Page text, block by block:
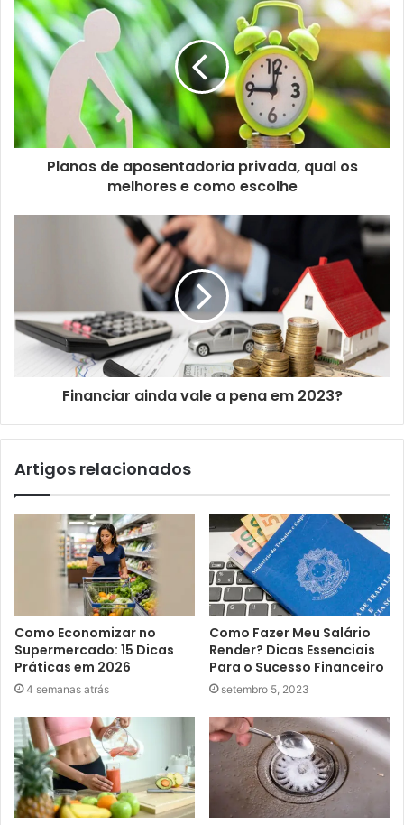
Planos de aposentadoria privada, qual os
melhores e como escolhe
Financiar ainda vale a pena em 2023?
Artigos relacionados
Como Economizar no
Supermercado: 15 Dicas
Práticas em 2026
4 semanas atrás
Como Fazer Meu Salário
Render? Dicas Essenciais
Para o Sucesso Financeiro
setembro 5, 2023